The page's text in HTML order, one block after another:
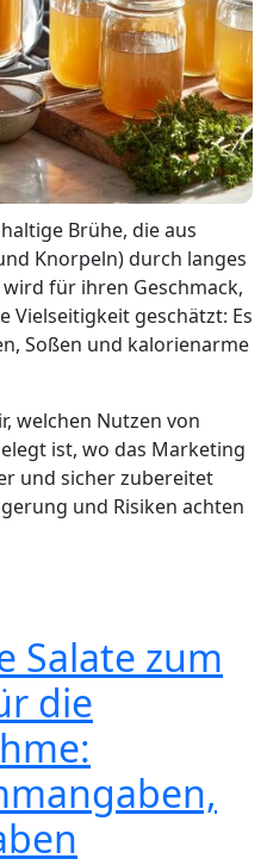
Brühe, die aus
Knorpeln) durch langes
für ihren Geschmack,
Vielseitigkeit geschätzt: Es
Soßen und kalorienarme
welchen Nutzen von
ist, wo das Marketing
und sicher zubereitet
und Risiken achten
Salate zum
die